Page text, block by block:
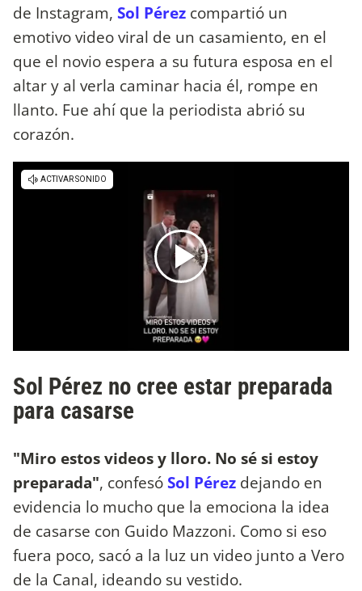
de Instagram, Sol Pérez compartió un
emotivo video viral de un casamiento, en el
que el novio espera a su futura esposa en el
altar y al verla caminar hacia él, rompe en
llanto. Fue ahí que la periodista abrió su
corazón.
Sol Pérez no cree estar preparada
para casarse
"Miro estos videos y lloro. No sé si estoy
preparada", confesóSol Pérez dejando en
evidencia lo mucho que la emociona la idea
de casarse con Guido Mazzoni. Como si eso
fuera poco, sacó a la luz un video junto a Vero
de la Canal, ideando su vestido.